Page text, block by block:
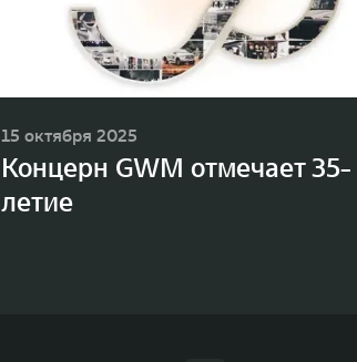
15 октября 2025
Концерн GWM отмечает 35-
летие